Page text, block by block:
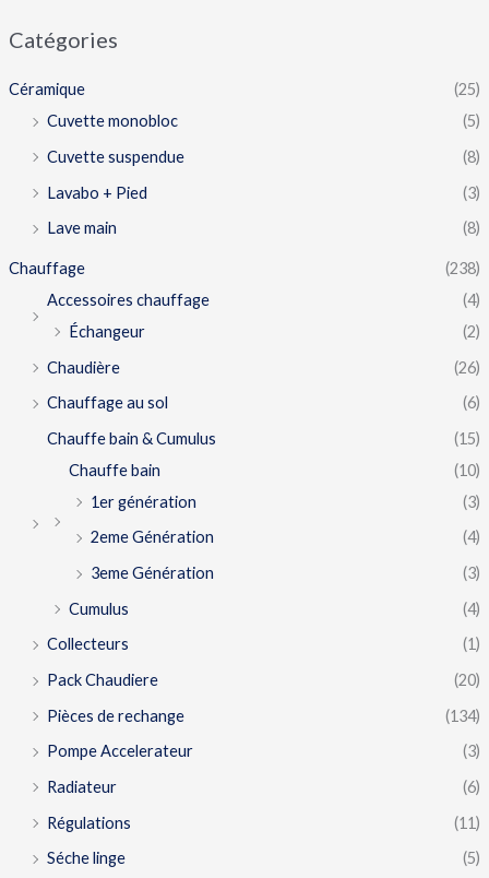
Catégories
Céramique
(25)
Cuvette monobloc
(5)
Cuvette suspendue
(8)
Lavabo + Pied
(3)
Lave main
(8)
Chauffage
(238)
Accessoires chauffage
(4)
Échangeur
(2)
Chaudière
(26)
Chauffage au sol
(6)
Chauffe bain & Cumulus
(15)
Chauffe bain
(10)
1er génération
(3)
2eme Génération
(4)
3eme Génération
(3)
Cumulus
(4)
Collecteurs
(1)
Pack Chaudiere
(20)
Pièces de rechange
(134)
Pompe Accelerateur
(3)
Radiateur
(6)
Régulations
(11)
Séche linge
(5)